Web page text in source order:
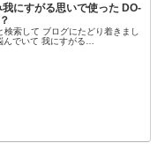
にすがる思いで使った DO-
検索して ブログにたどり着きまし
でいて 我にすがる…